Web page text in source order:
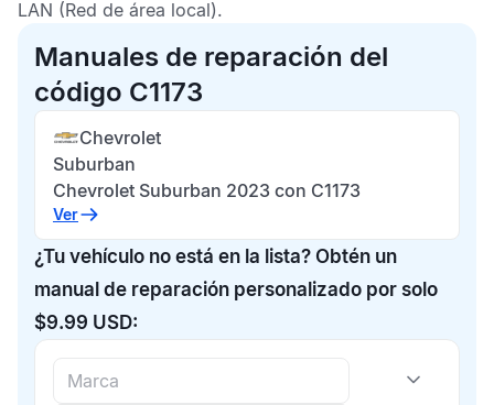
LAN (Red de área local).
Manuales de reparación del
código C1173
Chevrolet
Suburban
Chevrolet Suburban 2023 con C1173
Ver
¿Tu vehículo no está en la lista? Obtén un
manual de reparación personalizado por solo
$9.99 USD: